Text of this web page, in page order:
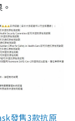
發售3款抗原